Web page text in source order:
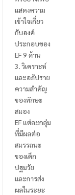
แสดงความ
เข้าใจเกี่ยว
กับองค์
ประกอบของ
EF9 ด้าน
3. วิเคราะห์
และอภิปราย
ความสำคัญ
ของทักษะ
สมอง
EFแต่ละกลุ่ม
ที่มีผลต่อ
สมรรถนะ
ของเด็ก
ปฐมวัย
และการส่ง
ผลในระยะ